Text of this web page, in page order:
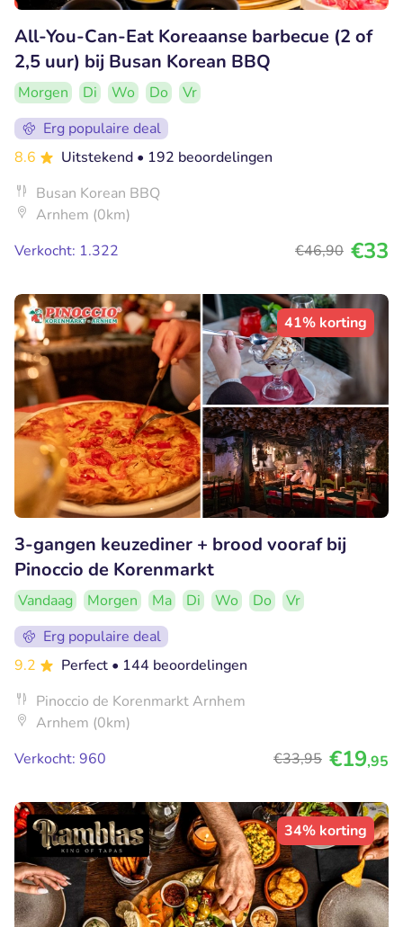
All-You-Can-Eat Koreaanse barbecue (2 of
2,5 uur) bij Busan Korean BBQ
Morgen Di Wo Do
Vr
Erg populaire deal
8.6
Uitstekend • 192 beoordelingen
Busan Korean BBQ
Arnhem (0km)
Verkocht: 1.322
€46,90 €33
41% korting
3-gangen keuzediner + brood vooraf bij
Pinoccio de Korenmarkt
Vandaag Morgen Ma Di Wo Do
Vr
Erg populaire deal
9.2
Perfect • 144 beoordelingen
Pinoccio de Korenmarkt Arnhem
Arnhem (0km)
Verkocht: 960
€33,95 €19,95
34% korting